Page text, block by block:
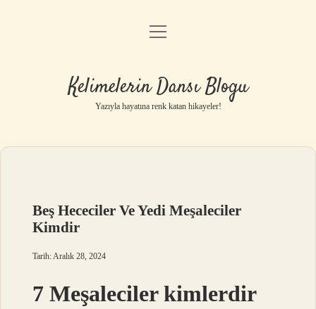
Anasayfa
Yasal Uyarı
menüyü
Kelimelerin Dansı Blogu
Yazıyla hayatına renk katan hikayeler!
Beş Hececiler Ve Yedi Meşaleciler
Kimdir
Tarih: Aralık 28, 2024
7 Meşaleciler kimlerdir